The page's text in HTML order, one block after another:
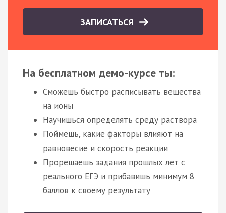
ЗАПИСАТЬСЯ
На бесплатном демо-курсе ты:
Сможешь быстро расписывать вещества
на ионы
Научишься определять среду раствора
Поймешь, какие факторы влияют на
равновесие и скорость реакции
Прорешаешь задания прошлых лет с
реального ЕГЭ и прибавишь минимум 8
баллов к своему результату